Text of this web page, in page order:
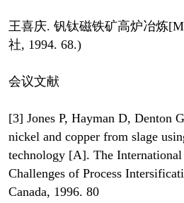
王喜庆. 钒钛磁铁矿高炉冶炼
社, 1994. 68.)
会议文献
[3] Jones P, Hayman D, Denton
nickel and copper from slage
technology [A]. The
Challenges of Process
Canada, 1996. 80